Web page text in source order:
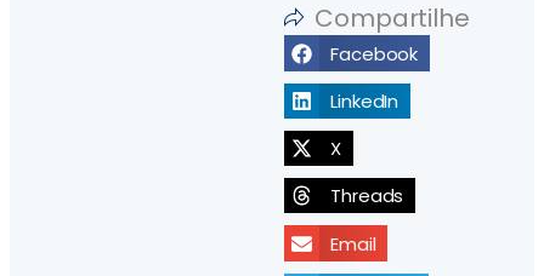
Compartilhe
Facebook
LinkedIn
X
Threads
Email